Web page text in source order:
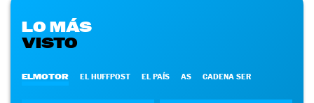
LO MÁS
VISTO
ELMOTOR EL HUFFPOST EL PAÍS AS CADENA SER